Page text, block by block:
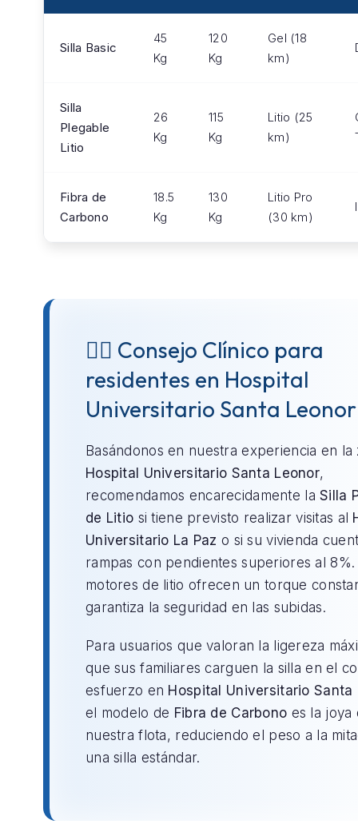
Silla Basic
45
Kg
120
Kg
Gel (18
km)
Silla
Plegable
Litio
26
Kg
115
Kg
Litio (25
km)
Fibra de
Carbono
18.5
Kg
130
Kg
Litio Pro
(30 km)
👨‍⚕️ Consejo Clínico para
residentes en Hospital
Universitario Santa Leonor
Basándonos en nuestra experiencia en la
Hospital Universitario Santa Leonor,
recomendamos encarecidamente laSilla
de Litio si tiene previsto realizar visitas al
Universitario La Paz o si su vivienda
rampas con pendientes superiores al 8%.
motores de litio ofrecen un torque
garantiza la seguridad en las subidas.
Para usuarios que valoran la ligereza
que sus familiares carguen la silla en el
esfuerzo en Hospital Universitario Santa
el modelo de Fibra de Carbono es la joya
nuestra flota, reduciendo el peso a la
una silla estándar.